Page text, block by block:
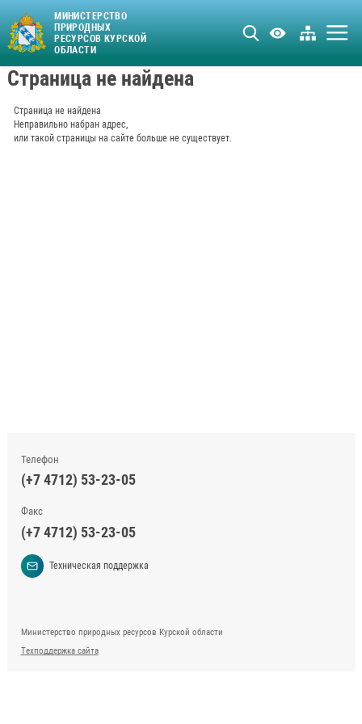
МИНИСТЕРСТВО
ПРИРОДНЫХ
РЕСУРСОВ КУРСКОЙ
ОБЛАСТИ
Страница не найдена
Страница не найдена
Неправильно набран адрес,
или такой страницы на сайте больше не существует.
Телефон
(+7 4712) 53-23-05
Факс
(+7 4712) 53-23-05
Техническая поддержка
Министерство природных ресурсов Курской области
Техподдержка сайта